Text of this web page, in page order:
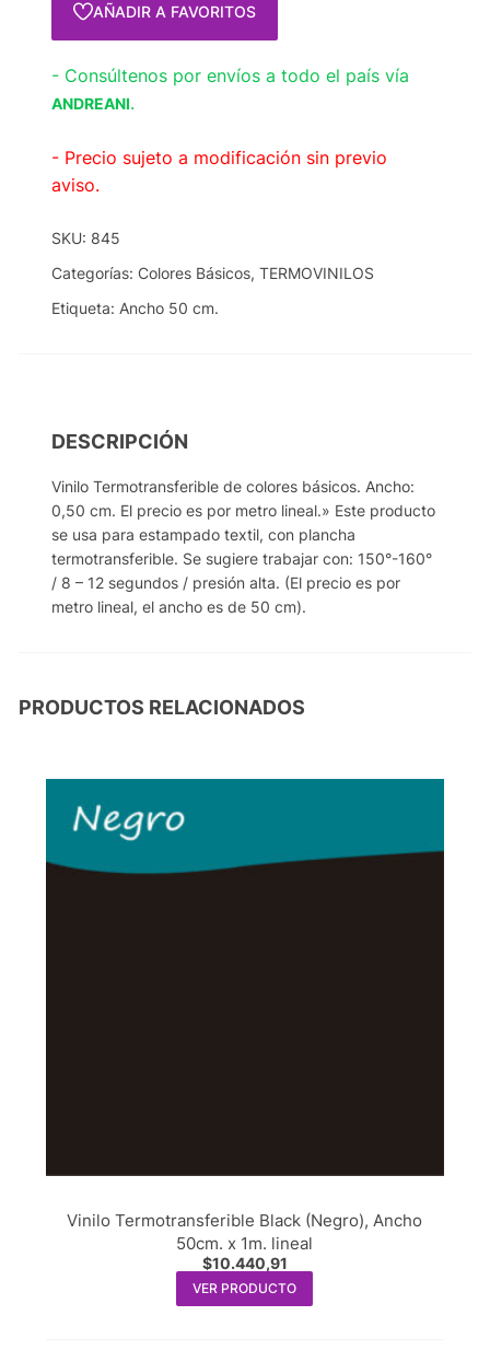
AÑADIR A FAVORITOS
- Consúltenos por envíos a todo el país vía
ANDREANI.
- Precio sujeto a modificación sin previo
aviso.
SKU: 845
Categorías:Colores Básicos,TERMOVINILOS
Etiqueta: Ancho 50 cm.
DESCRIPCIÓN
Vinilo Termotransferible de colores básicos. Ancho:
0,50 cm. El precio es por metro lineal.» Este producto
se usa para estampado textil, con plancha
termotransferible. Se sugiere trabajar con: 150°-160°
/ 8 – 12 segundos / presión alta. (El precio es por
metro lineal, el ancho es de 50 cm).
PRODUCTOS RELACIONADOS
Vinilo Termotransferible Black (Negro), Ancho
50cm. x 1m. lineal
$10.440,91
VER PRODUCTO